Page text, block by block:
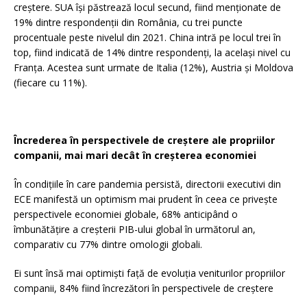
creștere. SUA își păstrează locul secund, fiind menționate de
19% dintre respondenții din România, cu trei puncte
procentuale peste nivelul din 2021. China intră pe locul trei în
top, fiind indicată de 14% dintre respondenți, la același nivel cu
Franța. Acestea sunt urmate de Italia (12%), Austria și Moldova
(fiecare cu 11%).
Încrederea în perspectivele de creștere ale propriilor
companii, mai mari decât în creșterea economiei
În condițiile în care pandemia persistă, directorii executivi din
ECE manifestă un optimism mai prudent în ceea ce privește
perspectivele economiei globale, 68% anticipând o
îmbunătățire a creșterii PIB-ului global în următorul an,
comparativ cu 77% dintre omologii globali.
Ei sunt însă mai optimiști față de evoluția veniturilor propriilor
companii, 84% fiind încrezători în perspectivele de creștere